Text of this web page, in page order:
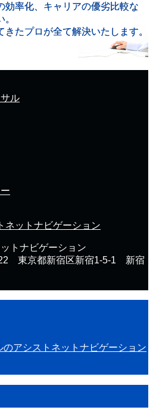
効率化、キャリアの優劣比較な
たプロが全て解決いたします。
ル
トナビゲーション
東京都新宿区新宿1-5-1 新宿
のアシストネットナビゲーション